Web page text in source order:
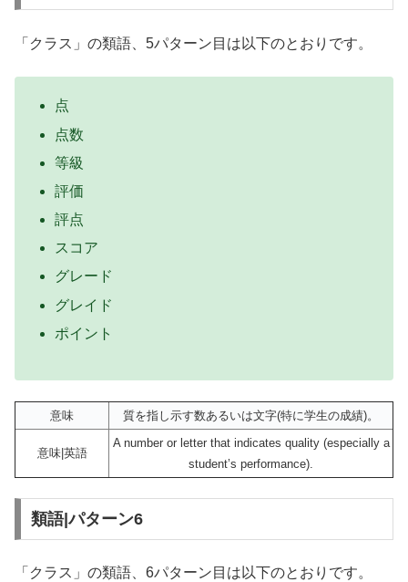
「クラス」の類語、5パターン目は以下のとおりです。
点
点数
等級
評価
評点
スコア
グレード
グレイド
ポイント
意味 質を指し示す数あるいは文字(特に学生の成績)。
意味|英語
A number or letter that indicates quality (especially a
student’s performance).
類語|パターン6
「クラス」の類語、6パターン目は以下のとおりです。